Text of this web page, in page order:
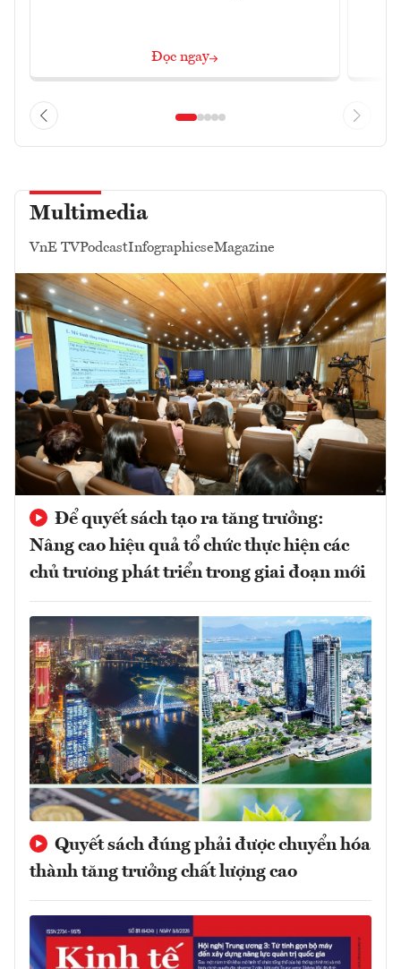
Đọc ngay
Multimedia
VnE TVPodcastInfographicseMagazine
Để quyết sách tạo ra tăng trưởng:
Nâng cao hiệu quả tổ chức thực hiện các
chủ trương phát triển trong giai đoạn mới
Quyết sách đúng phải được chuyển hóa
thành tăng trưởng chất lượng cao